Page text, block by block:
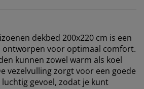
dekbed 200x220 cm is een
ontworpen voor optimaal comfort.
kunnen zowel warm als koel
vezelvulling zorgt voor een goede
gevoel, zodat je kunt